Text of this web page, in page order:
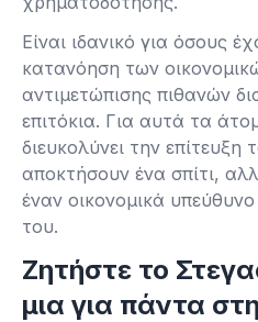
Είναι ιδανικό για όσους
κατανόηση των
αντιμετώπισης πιθανών
επιτόκια. Για αυτά τα
διευκολύνει την επίτευξη
αποκτήσουν ένα σπίτι,
έναν οικονομικά
του.
Ζητήστε το
μια για πάντα